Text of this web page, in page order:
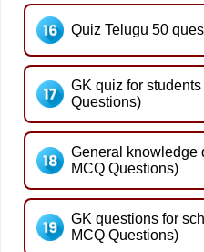
Quiz Telugu 50
GK quiz for
Questions)
General knowledge
MCQ Questions)
GK questions for
MCQ Questions)